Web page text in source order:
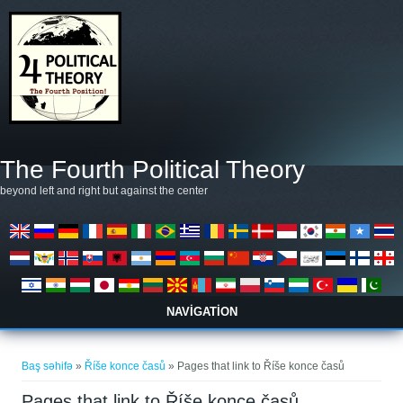
The Fourth Political Theory
beyond left and right but against the center
NAVIGATION
You are here
Baş səhifə » Říše konce časů » Pages that link to Říše konce časů